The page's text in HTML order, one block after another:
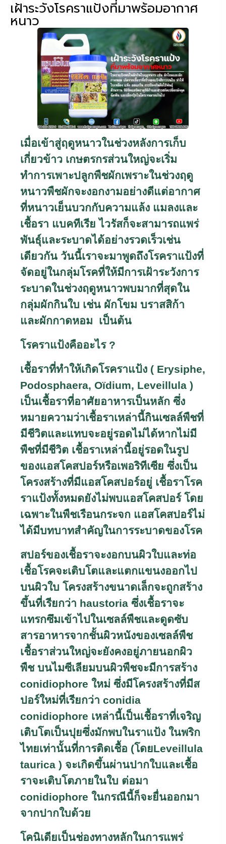
เฝ้าระวังโรคราแป้งที่มาพร้อมอากาศ
หนาว
เมื่อเข้าสู่ฤดูหนาวในช่วงหลังการเก็บ
เกี่ยวข้าว เกษตรกรส่วนใหญ่จะเริ่ม
ทำการเพาะปลูกพืชผักเพราะในช่วงฤดู
หนาวพืชผักจะงอกงามอย่างดีแต่อากาศ
ที่หนาวเย็นบวกกับความแล้ง แมลงและ
เชื้อรา แบคทีเรีย ไวรัสก็จะสามารถแพร่
พันธุ์และระบาดได้อย่างรวดเร็วเช่น
เดียวกัน วันนี้เราจะมาพูดถึงโรคราแป้งที่
จัดอยู่ในกลุ่มโรคที่ให้มีการเฝ้าระวังการ
ระบาดในช่วงฤดูหนาวพบมากที่สุดใน
กลุ่มผักกินใบ เช่น ผักโขม บราสสิก้า
และผักกาดหอม เป็นต้น
โรคราแป้งคืออะไร ?
เชื้อราที่ทำให้เกิดโรคราแป้ง ( Erysiphe,
Podosphaera, Oïdium, Leveillula )
เป็นเชื้อราที่อาศัยอาหารเป็นหลัก ซึ่ง
หมายความว่าเชื้อราเหล่านี้กินเซลล์พืชที่
มีชีวิตและแทบจะอยู่รอดไม่ได้หากไม่มี
พืชที่มีชีวิต เชื้อราเหล่านี้อยู่รอดในรูป
ของแอสโคสปอร์หรือเพอริทีเซีย ซึ่งเป็น
โครงสร้างที่มีแอสโคสปอร์อยู่ เชื้อราโรค
ราแป้งทั้งหมดยังไม่พบแอสโคสปอร์ โดย
เฉพาะในพืชเรือนกระจก แอสโคสปอร์ไม่
ได้มีบทบาทสำคัญในการระบาดของโรค
สปอร์ของเชื้อราจะงอกบนผิวใบและท่อ
เชื้อโรคจะเติบโตและแตกแขนงออกไป
บนผิวใบ โครงสร้างขนาดเล็กจะถูกสร้าง
ขึ้นที่เรียกว่า haustoria ซึ่งเชื้อราจะ
แทรกซึมเข้าไปในเซลล์พืชและดูดซับ
สารอาหารจากชั้นผิวหนังของเซลล์พืช
เชื้อราส่วนใหญ่จะยังคงอยู่ภายนอกผิว
พืช บนไมซีเลียมบนผิวพืชจะมีการสร้าง
conidiophore ใหม่ ซึ่งมีโครงสร้างที่มีส
ปอร์ใหม่ที่เรียกว่า conidia
conidiophore เหล่านี้เป็นเชื้อราที่เจริญ
เติบโตเป็นปุยซึ่งมักพบในราแป้ง ในพริก
ไทยเท่านั้นที่การติดเชื้อ (โดยLeveillula
taurica ) จะเกิดขึ้นผ่านปากใบและเชื้อ
ราจะเติบโตภายในใบ ต่อมา
conidiophore ในกรณีนี้ก็จะยื่นออกมา
จากปากใบด้วย
โคนิเดียเป็นช่องทางหลักในการแพร่